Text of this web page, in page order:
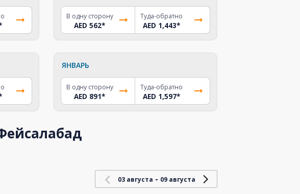
В одну сторону
AED 562*
Туда-обратно
AED 1,443*
ЯНВАРЬ
В одну сторону
AED 891*
Туда-обратно
AED 1,597*
03 августа - 09 августа